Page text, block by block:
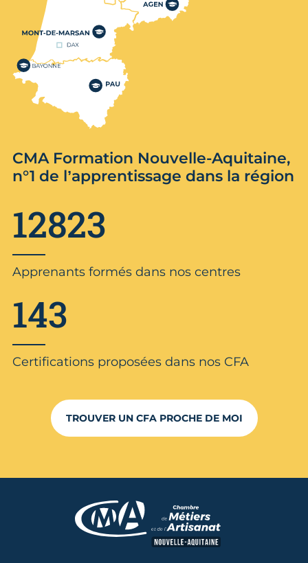
CMA Formation Nouvelle-Aquitaine,
n°1 de l’apprentissage dans la région
12823
Apprenants formés dans nos centres
143
Certifications proposées dans nos CFA
TROUVER UN CFA PROCHE DE MOI